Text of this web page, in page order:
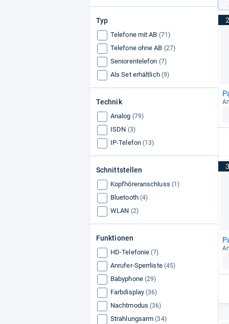
Typ
Telefone mit AB (71)
Telefone ohne AB (27)
Seniorentelefon (7)
Als Set erhältlich (9)
Technik
Analog (79)
ISDN (3)
IP-Telefon (13)
Schnittstellen
Kopfhöreranschluss (1)
Bluetooth (4)
WLAN (2)
Funktionen
HD-Telefonie (7)
Anrufer-Sperrliste (45)
Babyphone (29)
Farbdisplay (36)
Nachtmodus (36)
Strahlungsarm (34)